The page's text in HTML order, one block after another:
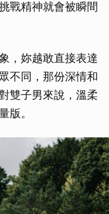
戰精神就會被瞬間
，妳越敢直接表達
不同，那份深情和
雙子男來說，溫柔
版。